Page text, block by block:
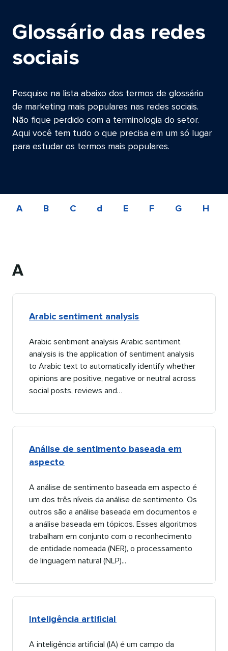
Glossário das redes
sociais​​
Pesquise na lista abaixo dos termos de glossário
de marketing mais populares nas redes sociais.
Não fique perdido com a terminologia do setor.
Aqui você tem tudo o que precisa em um só lugar
para estudar os termos mais populares.​​
A​​ B​​ C​​ d​​ E​​ F​​ G​​ H​​
A​​
Arabic sentiment analysis​​
Arabic sentiment analysis Arabic sentiment
analysis is the application of sentiment analysis
to Arabic text to automatically identify whether
opinions are positive, negative or neutral across
social posts, reviews and…​​
Análise de sentimento baseada em
aspecto​​
A análise de sentimento baseada em aspecto é
um dos três níveis da análise de sentimento. Os
outros são a análise baseada em documentos e
a análise baseada em tópicos. Esses algoritmos
trabalham em conjunto com o reconhecimento
de entidade nomeada (NER), o processamento
de linguagem natural (NLP)...​​
Inteligência artificial​​
A inteligência artificial (IA) é um campo da